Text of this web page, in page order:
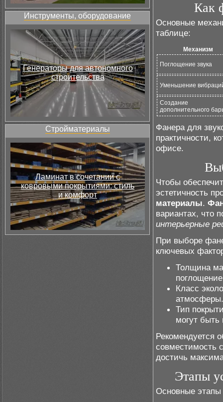
Инструменты, оборудование
Генераторы для автономного
строительства
Стройматериалы
Ламинат в сочетании с
ковровыми покрытиями: стиль
и комфорт
Как
Основные
таблице:
Механизм
Поглощение звука
Уменьшение
Создание
дополнительного
Фанера для
практичности,
офисе.
Чтобы
эстетичность
материалы.
вариантах, что
интерьерные
При выборе
ключевых
Толщина
Класс
атмосферы.
Тип
могут
Рекомендуется
совместимость
достичь
Этапы
Основные